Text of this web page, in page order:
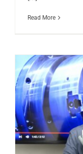
Read More